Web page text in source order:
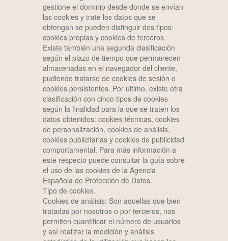
gestione el dominio desde donde se envían
las cookies y trate los datos que se
obtengan se pueden distinguir dos tipos:
cookies propias y cookies de terceros.
Existe también una segunda clasificación
según el plazo de tiempo que permanecen
almacenadas en el navegador del cliente,
pudiendo tratarse de cookies de sesión o
cookies persistentes. Por último, existe otra
clasificación con cinco tipos de cookies
según la finalidad para la que se traten los
datos obtenidos: cookies técnicas, cookies
de personalización, cookies de análisis,
cookies publicitarias y cookies de publicidad
comportamental. Para más información a
este respecto puede consultar la guía sobre
el uso de las cookies de la Agencia
Española de Protección de Datos.
Tipo de cookies.
Cookies de análisis: Son aquellas que bien
tratadas por nosotros o por terceros, nos
permiten cuantificar el número de usuarios
y así realizar la medición y análisis